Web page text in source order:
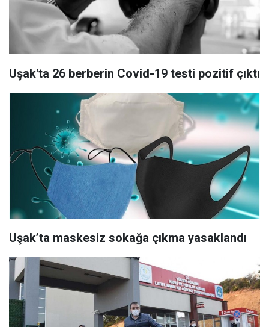
Uşak'ta 26 berberin Covid-19 testi pozitif çıktı
Uşak’ta maskesiz sokağa çıkma yasaklandı